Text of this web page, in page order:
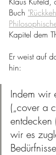
Buch
Kapitel dem
Er weist auf
hin:
Indem wir
(„cover a
entdecken
wir es